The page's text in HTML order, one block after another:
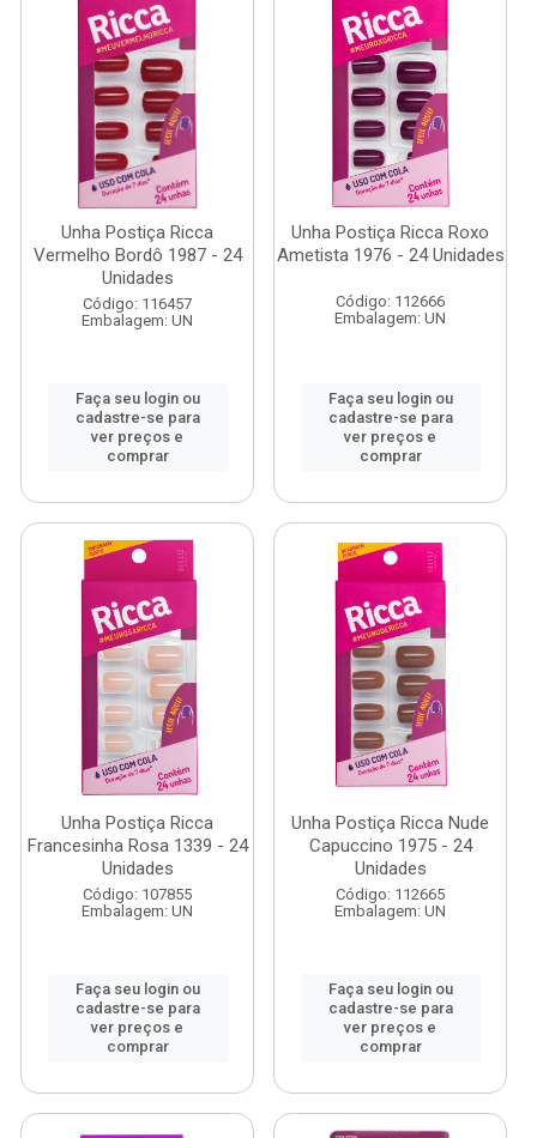
Unha Postiça Ricca
Vermelho Bordô 1987 - 24
Unidades
Código: 116457
Embalagem: UN
Faça seu login ou
cadastre-se para
ver preços e
comprar
Unha Postiça Ricca Roxo
Ametista 1976 - 24 Unidades
Código: 112666
Embalagem: UN
Faça seu login ou
cadastre-se para
ver preços e
comprar
Unha Postiça Ricca
Francesinha Rosa 1339 - 24
Unidades
Código: 107855
Embalagem: UN
Faça seu login ou
cadastre-se para
ver preços e
comprar
Unha Postiça Ricca Nude
Capuccino 1975 - 24
Unidades
Código: 112665
Embalagem: UN
Faça seu login ou
cadastre-se para
ver preços e
comprar